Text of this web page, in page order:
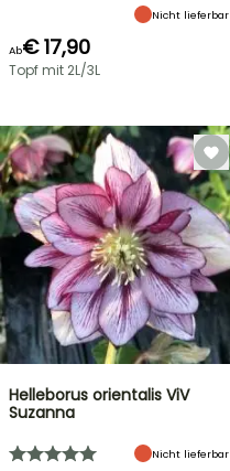
Nicht lieferbar
Ab€ 17,90
Topf mit 2L/3L
Helleborus orientalis ViV
Suzanna
Nicht lieferbar